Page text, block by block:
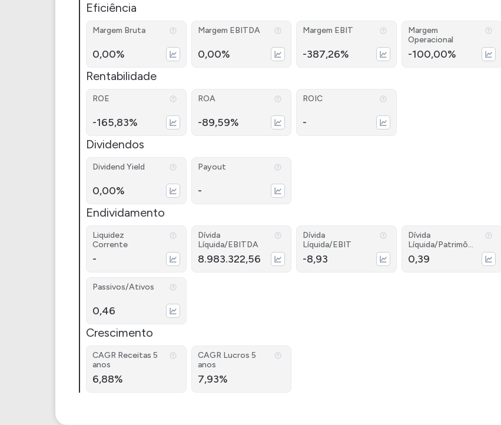
Eficiência
Margem Bruta
0,00%
Margem EBITDA
0,00%
Margem EBIT
-387,26%
Margem
Operacional
-100,00%
Rentabilidade
ROE
-165,83%
ROA
-89,59%
ROIC
-
Dividendos
Dividend Yield
0,00%
Payout
-
Endividamento
Liquidez
Corrente
-
Dívida
Líquida/EBITDA
8.983.322,56
Dívida
Líquida/EBIT
-8,93
Dívida
Líquida/Patrimôni
o
0,39
Passivos/Ativos
0,46
Crescimento
CAGR Receitas 5
anos
6,88%
CAGR Lucros 5
anos
7,93%